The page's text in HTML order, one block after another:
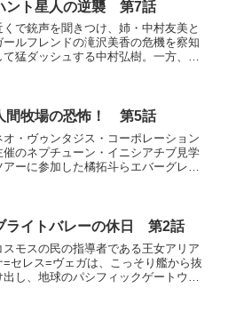
頃、拓斗たちの学校の...
ント星人の逆襲 第7話
くで銃声を聞きつけ、姉・中村友美と
ールフレンドの滝沢美香の危機を察知
て猛ダッシュする中村弘樹。一方、ハ
で生成した...
間牧場の恐怖！ 第5話
オ・ヴゥンタジス・コーポレーション
催のネプチューン・イニシアチブ見学
アーに参加した橘拓斗らエバーグレン
た拓斗たち、そして一人...
ライトバレーの休日 第2話
スモスの民の指導者である王女アリア
=セレス=ヴェガは、こっそり艦から抜
出し、地球のパシフィックゲートウェ